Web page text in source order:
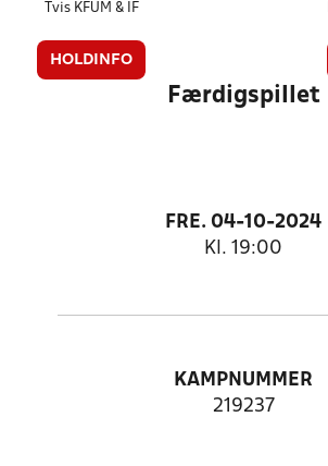
Tvis KFUM & IF
HOLDINFO
Færdigspillet
FRE. 04-10-2024
Kl. 19:00
KAMPNUMMER
219237